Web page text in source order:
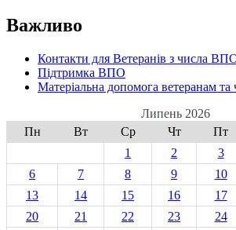
Важливо
Контакти для Ветеранів з числа
Підтримка ВПО
Матеріальна допомога ветеранам та
Липень 2026
Пн
Вт Ср Чт Пт
1
2 3
6
7 8 9 10
13
14 15 16 17
20
21 22 23 24